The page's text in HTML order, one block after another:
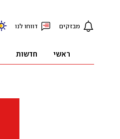
מבזקים דווחו לנו
ראשי חדשות